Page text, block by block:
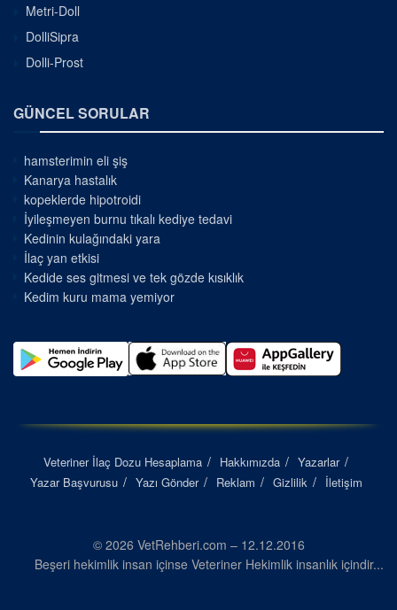
Metri-Doll
DolliSipra
Dolli-Prost
GÜNCEL SORULAR
hamsterimin eli şiş
Kanarya hastalık
kopeklerde hipotroidi
İyileşmeyen burnu tıkalı kediye tedavi
Kedinin kulağındaki yara
İlaç yan etkisi
Kedide ses gitmesi ve tek gözde kısıklık
Kedim kuru mama yemiyor
Veteriner İlaç Dozu Hesaplama Hakkımızda
Yazarlar
Yazar Başvurusu
Yazı Gönder Reklam Gizlilik İletişim
© 2026 VetRehberi.com – 12.12.2016
Beşeri hekimlik insan içinse Veteriner Hekimlik insanlık içindir...